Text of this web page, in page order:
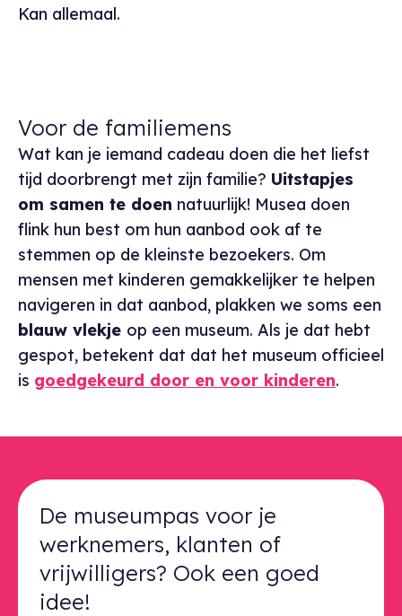
Kan allemaal.
Voor de familiemens
Wat kan je iemand cadeau doen die het liefst
tijd doorbrengt met zijn familie? Uitstapjes
om samen te doen natuurlijk! Musea doen
flink hun best om hun aanbod ook af te
stemmen op de kleinste bezoekers. Om
mensen met kinderen gemakkelijker te helpen
navigeren in dat aanbod, plakken we soms een
blauw vlekje op een museum. Als je dat hebt
gespot, betekent dat dat het museum officieel
is goedgekeurd door en voor kinderen.
De museumpas voor je
werknemers, klanten of
vrijwilligers? Ook een goed
idee!